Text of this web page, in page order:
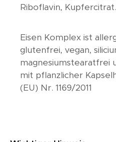
Riboflavin, Kupfercitrat.
Eisen Komplex ist
glutenfrei, vegan,
magnesiumstearatfrei
mit pflanzlicher
(EU) Nr. 1169/2011